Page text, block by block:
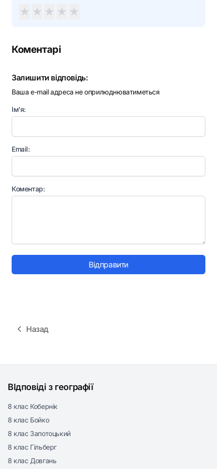
★ ★ ★ ★ ★
Коментарі
Залишити відповідь:
Ваша e-mail адреса не оприлюднюватиметься
Ім'я:
Email:
Коментар:
Відправити
Назад
ВІдповіді з географії
8 клас Кобернік
8 клас Бойко
8 клас Запотоцький
8 клас Гільберг
8 клас Довгань